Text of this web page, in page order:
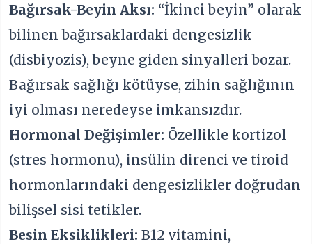
Bağırsak-Beyin Aksı: “İkinci beyin” olarak
bilinen bağırsaklardaki dengesizlik
(disbiyozis), beyne giden sinyalleri bozar.
Bağırsak sağlığı kötüyse, zihin sağlığının
iyi olması neredeyse imkansızdır.
Hormonal Değişimler: Özellikle kortizol
(stres hormonu), insülin direnci ve tiroid
hormonlarındaki dengesizlikler doğrudan
bilişsel sisi tetikler.
Besin Eksiklikleri: B12 vitamini,